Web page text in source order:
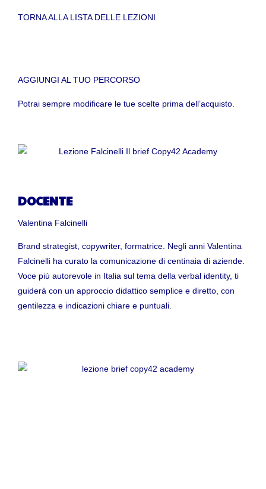
TORNA ALLA LISTA DELLE LEZIONI
AGGIUNGI AL TUO PERCORSO
Potrai sempre modificare le tue scelte prima dell’acquisto.
DOCENTE
Valentina Falcinelli
Brand strategist, copywriter, formatrice. Negli anni Valentina
Falcinelli ha curato la comunicazione di centinaia di aziende.
Voce più autorevole in Italia sul tema della verbal identity, ti
guiderà con un approccio didattico semplice e diretto, con
gentilezza e indicazioni chiare e puntuali.